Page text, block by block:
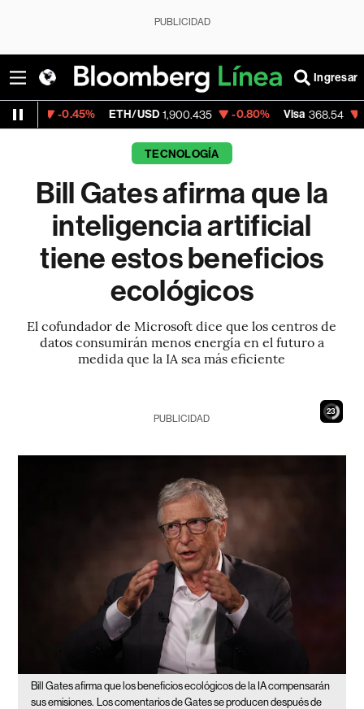
PUBLICIDAD
Ingresar
ETH/USD 1,900.435 -0.80% Visa 368.54 -0.28%
TECNOLOGÍA
Bill Gates afirma que la
inteligencia artificial
tiene estos beneficios
ecológicos
El cofundador de Microsoft dice que los centros de
datos consumirán menos energía en el futuro a
medida que la IA sea más eficiente
22
PUBLICIDAD
Bill Gates afirma que los beneficios ecológicos de la IA compensarán
sus emisiones.
Los comentarios de Gates se producen después de